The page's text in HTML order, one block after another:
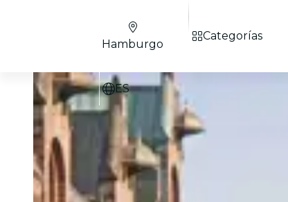
Hamburgo
ES
Categorías